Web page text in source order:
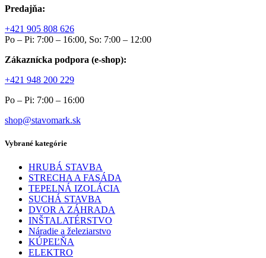
Predajňa:
+421 905 808 626
Po – Pi: 7:00 – 16:00, So: 7:00 – 12:00
Zákaznícka podpora (e-shop):
+421 948 200 229
Po – Pi: 7:00 – 16:00
shop@stavomark.sk
Vybrané kategórie
HRUBÁ STAVBA
STRECHA A FASÁDA
TEPELNÁ IZOLÁCIA
SUCHÁ STAVBA
DVOR A ZÁHRADA
INŠTALATÉRSTVO
Náradie a železiarstvo
KÚPEĽŇA
ELEKTRO